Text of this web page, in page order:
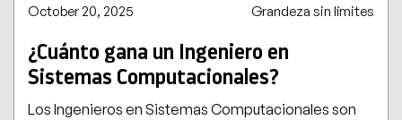
October 20, 2025 Grandeza sin límites
¿Cuánto gana un Ingeniero en
Sistemas Computacionales?
Los Ingenieros en Sistemas Computacionales son